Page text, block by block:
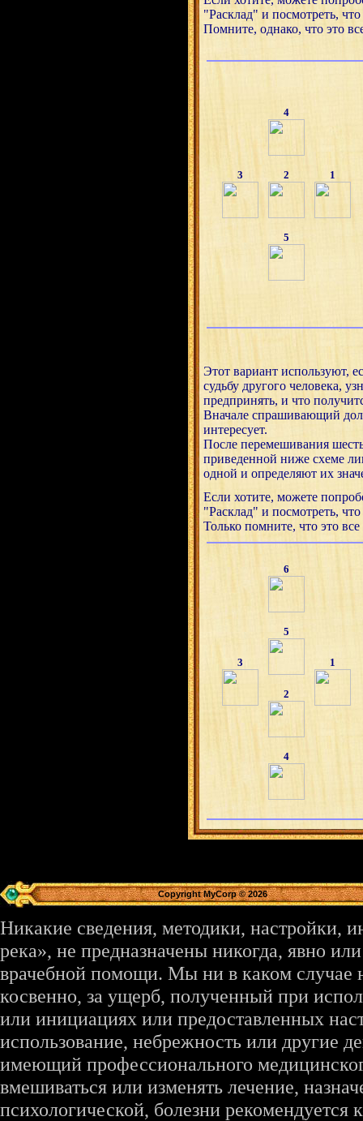
"Расклад" и посмотреть,
Помните, однако, что это
3
4
2
5
1
Этот вариант используют,
судьбу другого человека,
предпринять, и что
Вначале спрашивающий
интересует.
После перемешивания
приведенной ниже схеме
одной и определяют их
Если хотите, можете
"Расклад" и посмотреть,
Только помните, что это
3
6
5
2
4
1
Copyright MyCorp © 2026
Никакие сведения, методики, настройки,
река», не предназначены никогда, явно
врачебной помощи. Мы ни в каком случае
косвенно, за ущерб, полученный при
или инициациях или предоставленных
использование, небрежность или другие
имеющий профессионального
вмешиваться или изменять лечение,
психологической, болезни рекомендуется